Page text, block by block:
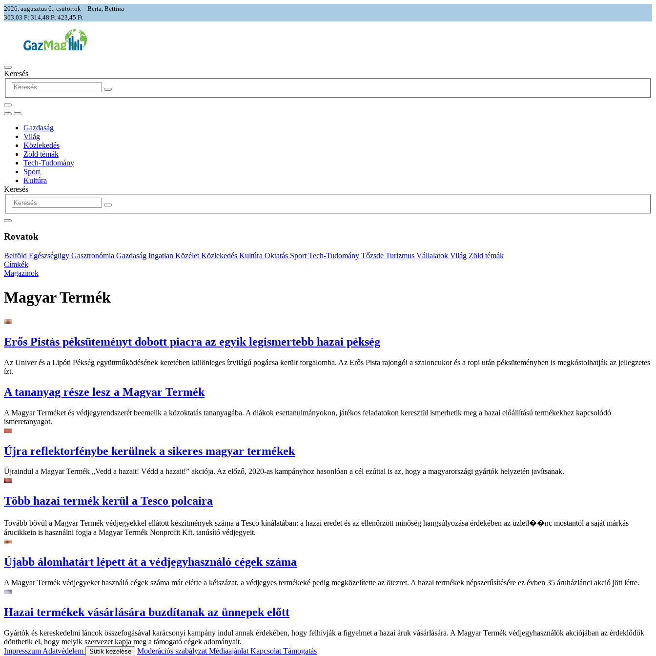
2026. augusztus 6., csütörtök – Berta, Bettina
363,03 Ft 314,48 Ft 423,45 Ft
Keresés
Gazdaság
Világ
Közlekedés
Zöld témák
Tech-Tudomány
Sport
Kultúra
Keresés
Rovatok
Belföld Egészségügy Gasztronómia Gazdaság Ingatlan Közélet Közlekedés Kultúra Oktatás Sport Tech-Tudomány Tőzsde Turizmus Vállalatok Világ Zöld témák
Címkék
Magazinok
Magyar Termék
Erős Pistás péksüteményt dobott piacra az egyik legismertebb hazai pékség
Az Univer és a Lipóti Pékség együttműködésének keretében különleges ízvilágú pogácsa került forgalomba. Az Erős Pista rajongói a szaloncukor és a ropi után péksüteményben is megkóstolhatják az jellegzetes
ízt.
A tananyag része lesz a Magyar Termék
A Magyar Terméket és védjegyrendszerét beemelik a közoktatás tananyagába. A diákok esettanulmányokon, játékos feladatokon keresztül ismerhetik meg a hazai előállítású termékekhez kapcsolódó
ismeretanyagot.
Újra reflektorfénybe kerülnek a sikeres magyar termékek
Újraindul a Magyar Termék „Vedd a hazait! Védd a hazait!” akciója. Az előző, 2020-as kampányhoz hasonlóan a cél ezúttal is az, hogy a magyarországi gyártók helyzetén javítsanak.
Több hazai termék kerül a Tesco polcaira
Tovább bővül a Magyar Termék védjegyekkel ellátott készítmények száma a Tesco kínálatában: a hazai eredet és az ellenőrzött minőség hangsúlyozása érdekében az üzletl��nc mostantól a saját márkás
árucikkein is használni fogja a Magyar Termék Nonprofit Kft. tanúsító védjegyeit.
Újabb álomhatárt lépett át a védjegyhasználó cégek száma
A Magyar Termék védjegyeket használó cégek száma már elérte a kétszázat, a védjegyes termékeké pedig megközelítette az ötezret. A hazai termékek népszerűsítésére ez évben 35 áruházlánci akció jött létre.
Hazai termékek vásárlására buzdítanak az ünnepek előtt
Gyártók és kereskedelmi láncok összefogásával karácsonyi kampány indul annak érdekében, hogy felhívják a figyelmet a hazai áruk vásárlására. A Magyar Termék védjegyhasználók akciójában az érdeklődők
dönthetik el, hogy melyik szervezet kapja meg a támogató cégek adományait.
Impresszum Adatvédelem Sütik kezelése Moderációs szabályzat Médiaajánlat Kapcsolat Támogatás